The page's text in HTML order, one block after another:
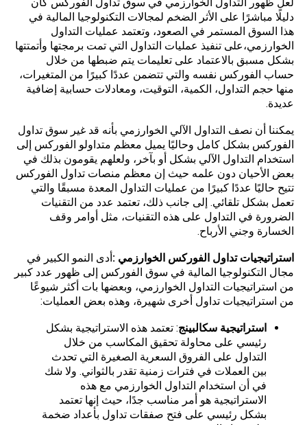
دليلًا مباشرًا على الأثر الضخم لمجالات التكنولوجيا المالية في
هذا السوق المستمر في الصعود، وتعتمد عمليات التداول
الخوارزمي،على تنفيذ عمليات التداول التي تمت برمجتها وأتمتتها
بشكل مسبق بالاعتماد على تعليمات يتم ضبطها من خلال
حساب الفوركس نفسه والتي تتضمن عددًا كبيرًا من المتغيرات،
منها حجم التداول، الكمية، التوقيت، ومعادلات حسابية إضافية
عديدة.
يمكننا أن نصف التداول الآلي الخوارزمي بأنه قد غير سوق تداول
الفوركس بشكل كامل وحاليًا يميل معظم متداولو الفوركس إلى
استخدام التداول الآلي بشكل أو بآخر، ولعلهم يقومون بذلك في
بعض الأحيان دون علمه حيث إن معظم منصات تداول الفوركس
تتيح حاليًا عددًا كبيرًا من عمليات التداول المعدة مسبقًا والتي
تعمل بشكل تلقائي. إلى جانب ذلك، تعتمد عدد من التقنيات
الضرورة في التداول على هذه التقنيات، مثل أوامر وقف
الخسارة وجني الأرباح.
استراتيجيات تداول الفوركس الخوارزمي :أدى النمو الكبير في
مجال التكنولوجيا المالية في سوق الفوركس إلى ظهور عدد كبير
من استراتيجيات التداول الخوارزمي، وبعضها بات أكثر شيوعًا
من استراتيجيات تداول أخرى شهيرة، وهذه بعض العمليات:
استراتيجية سكالبينج: تعتمد هذه الاستراتيجية بشكل
رئيسي على محاولة تحقيق المكاسب من خلال
التداول على الفروق السعرية الصغيرة التي تحدث
بين العملات في فترات زمنية تقدر بالثواني. ولا شك
في أن استخدام التداول الخوارزمي مع هذه
الاستراتيجية هو أمر مناسب جدًا، حيث إنها تعتمد
بشكل رئيسي على فتح صفقات تداول بأعداد ضخمة